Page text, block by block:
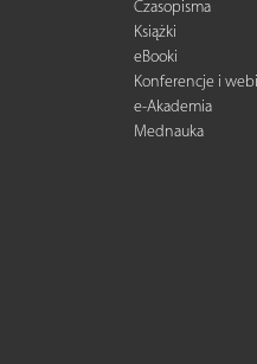
Czasopisma
Książki
eBooki
Konferencje i
e-Akademia
Mednauka